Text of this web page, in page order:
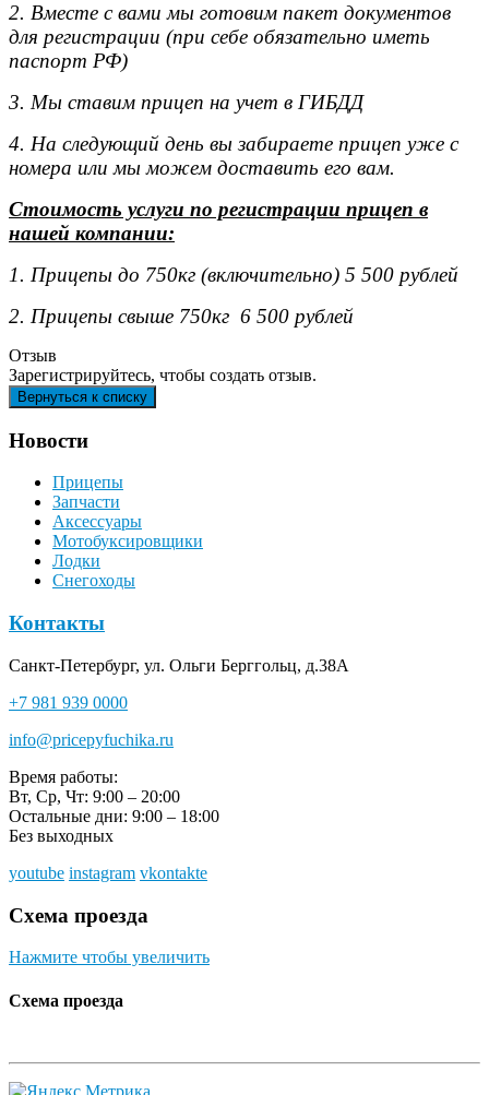
2. Вместе с вами мы готовим пакет документов
для регистрации (при себе обязательно иметь
паспорт РФ)
3. Мы ставим прицеп на учет в ГИБДД
4. На следующий день вы забираете прицеп уже с
номера или мы можем доставить его вам.
Стоимость услуги по регистрации прицеп в
нашей компании:
1. Прицепы до 750кг (включительно) 5 500 рублей
2. Прицепы свыше 750кг 6 500 рублей
Отзыв
Зарегистрируйтесь, чтобы создать отзыв.
Новости
Прицепы
Запчасти
Аксессуары
Мотобуксировщики
Лодки
Снегоходы
Контакты
Санкт-Петербург, ул. Ольги Берггольц, д.38А
+7 981 939 0000
info@pricepyfuchika.ru
Время работы:
Вт, Ср, Чт: 9:00 – 20:00
Остальные дни: 9:00 – 18:00
Без выходных
youtube instagram vkontakte
Схема проезда
Нажмите чтобы увеличить
Схема проезда